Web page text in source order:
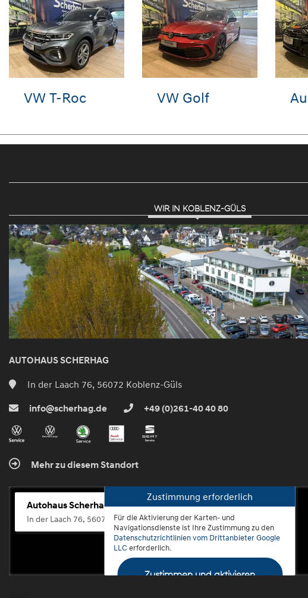
VW Tiguan VW Touareg
WIR IN KOBLENZ-GÜLS
AUTOHAUS SCHERHAG
In der Laach 76, 56072 Koblenz-Güls
info@scherhag.de +49 (0)261-40 40 80
Mehr zu diesem Standort
Autohaus Scherhag
In der Laach 76, 56072 Koblenz-Güls
Zustimmung erforderlich
Für die Aktivierung der Karten- und
Navigationsdienste ist Ihre Zustimmung zu den
Datenschutzrichtlinien vom Drittanbieter Google
LLC erforderlich.
Zustimmen und aktivieren